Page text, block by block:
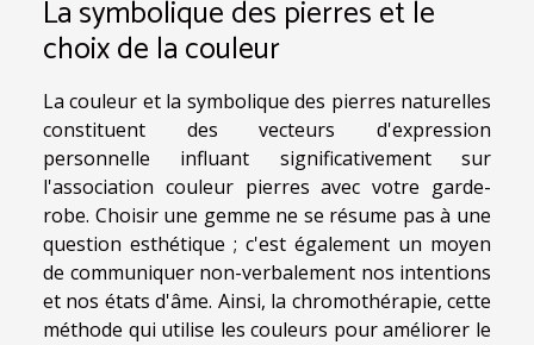
La symbolique des pierres et le
choix de la couleur
La couleur et la symbolique des pierres naturelles
constituent des vecteurs d'expression
personnelle influant significativement sur
l'association couleur pierres avec votre garde-
robe. Choisir une gemme ne se résume pas à une
question esthétique ; c'est également un moyen
de communiquer non-verbalement nos intentions
et nos états d'âme. Ainsi, la chromothérapie, cette
méthode qui utilise les couleurs pour améliorer le